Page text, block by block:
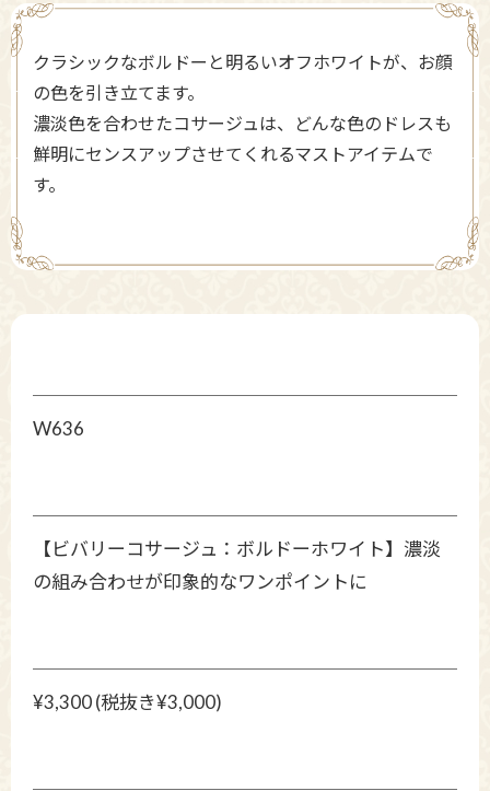
クラシックなボルドーと明るいオフホワイトが、お顔
の色を引き立てます。
濃淡色を合わせたコサージュは、どんな色のドレスも
鮮明にセンスアップさせてくれるマストアイテムで
す。
W636
【ビバリーコサージュ：ボルドーホワイト】濃淡
の組み合わせが印象的なワンポイントに
¥3,300 (税抜き¥3,000)